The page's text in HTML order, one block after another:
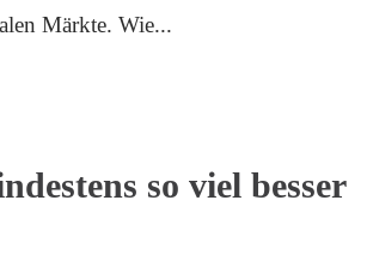
Märkte. Wie...
so viel besser